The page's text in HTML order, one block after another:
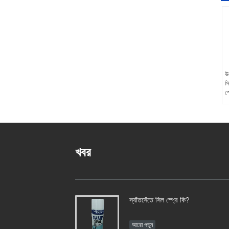
খবর
স্যাঁতসেঁতে সিল স্প্রে কি?
আরো পড়ুন